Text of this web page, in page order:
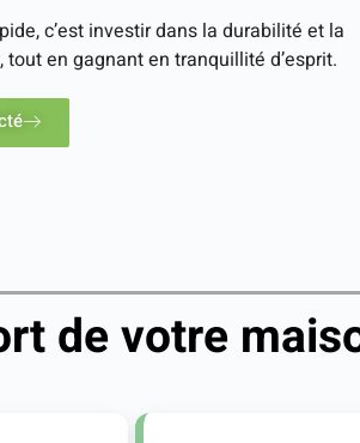
c’est investir dans la durabilité et la
en gagnant en tranquillité d’esprit.
de votre